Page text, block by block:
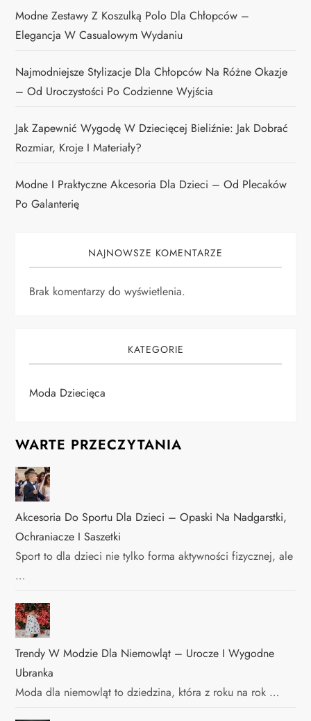
Modne Zestawy Z Koszulką Polo Dla Chłopców –
Elegancja W Casualowym Wydaniu
Najmodniejsze Stylizacje Dla Chłopców Na Różne Okazje
– Od Uroczystości Po Codzienne Wyjścia
Jak Zapewnić Wygodę W Dziecięcej Bieliźnie: Jak Dobrać
Rozmiar, Kroje I Materiały?
Modne I Praktyczne Akcesoria Dla Dzieci – Od Plecaków
Po Galanterię
NAJNOWSZE KOMENTARZE
Brak komentarzy do wyświetlenia.
KATEGORIE
Moda Dziecięca
WARTE PRZECZYTANIA
Akcesoria Do Sportu Dla Dzieci – Opaski Na Nadgarstki,
Ochraniacze I Saszetki
Sport to dla dzieci nie tylko forma aktywności fizycznej, ale
…
Trendy W Modzie Dla Niemowląt – Urocze I Wygodne
Ubranka
Moda dla niemowląt to dziedzina, która z roku na rok …